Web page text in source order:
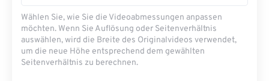
Wählen Sie, wie Sie die Videoabmessungen anpassen
möchten. Wenn Sie Auflösung oder Seitenverhältnis
auswählen, wird die Breite des Originalvideos verwendet,
um die neue Höhe entsprechend dem gewählten
Seitenverhältnis zu berechnen.